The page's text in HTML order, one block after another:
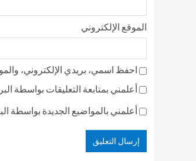
الموقع الإلكتروني
احفظ اسمي، بريدي الإلكتروني،
أعلمني بمتابعة التعليقات بواسطة
أعلمني بالمواضيع الجديدة بواسطة